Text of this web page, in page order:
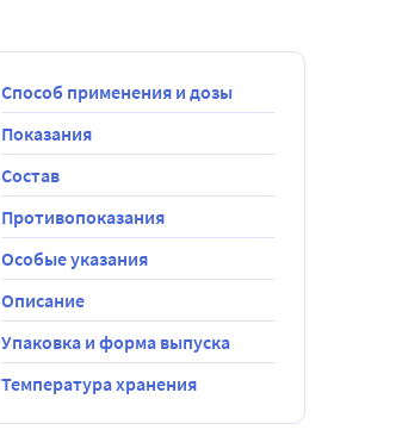
Способ применения и дозы
Показания
Состав
Противопоказания
Особые указания
Описание
Упаковка и форма выпуска
Температура хранения